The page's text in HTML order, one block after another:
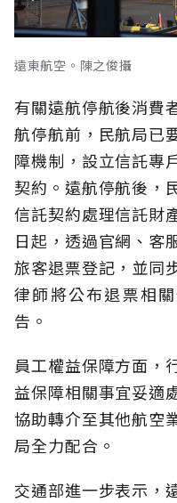
遠東航空。陳之俊攝
有關遠航停航後消費
航停航前，民航局已
障機制，設立信託專
契約。遠航停航後，
信託契約處理信託財
日起，透過官網、客
旅客退票登記，並同
律師將公布退票相
告。
員工權益保障方面，
益保障相關事宜妥適
協助轉介至其他航空
局全力配合。
交通部進一步表示，